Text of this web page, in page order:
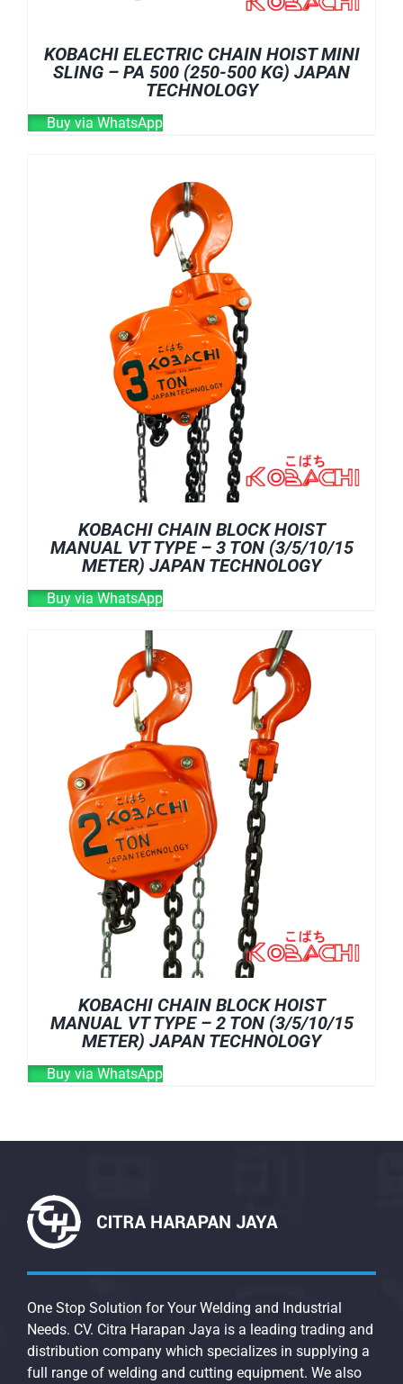
KOBACHI ELECTRIC CHAIN HOIST MINI
SLING – PA 500 (250-500 KG) JAPAN
TECHNOLOGY
Buy via WhatsApp
KOBACHI CHAIN BLOCK HOIST
MANUAL VT TYPE – 3 TON (3/5/10/15
METER) JAPAN TECHNOLOGY
Buy via WhatsApp
KOBACHI CHAIN BLOCK HOIST
MANUAL VT TYPE – 2 TON (3/5/10/15
METER) JAPAN TECHNOLOGY
Buy via WhatsApp
One Stop Solution for Your Welding and Industrial
Needs. CV. Citra Harapan Jaya is a leading trading and
distribution company which specializes in supplying a
full range of welding and cutting equipment. We also